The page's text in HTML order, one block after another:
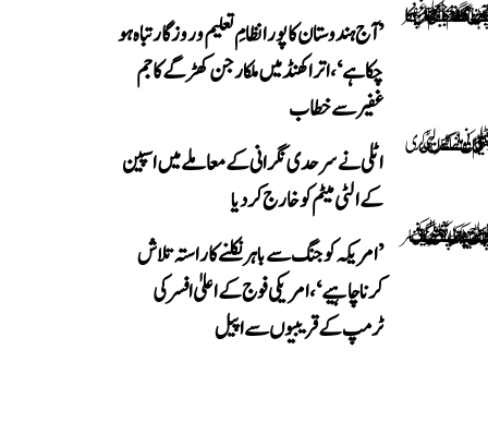
’آج ہندوستان کا پورا نظامِ تعلیم و روزگار تباہ ہو
چکا ہے‘، اتراکھنڈ میں ملکارجن کھڑگے کا جم
غفیر سے خطاب
اٹلی نے سرحدی نگرانی کے معاملے میں اسپین
کے الٹی میٹم کو خارج کر دیا
’امریکہ کو جنگ سے باہر نکلنے کا راستہ تلاش
کرنا چاہیے‘، امریکی فوج کے اعلیٰ افسر کی
ٹرمپ کے قریبیوں سے اپیل